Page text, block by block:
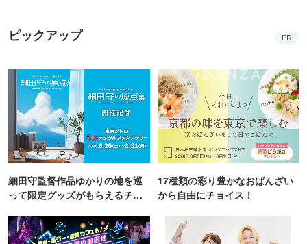
ピックアップ PR
細田守監督作品ゆかりの地を巡
って限定グッズがもらえるチャ
17種類の彩り豊かなおばんざい
から自由にチョイス！